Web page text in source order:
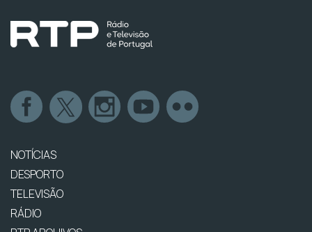
NOTÍCIAS
DESPORTO
TELEVISÃO
RÁDIO